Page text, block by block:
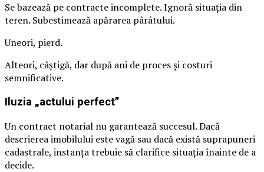
Se bazează pe contracte incomplete. Ignoră situația din
teren. Subestimează apărarea pârâtului.
Uneori, pierd.
Alteori, câștigă, dar după ani de proces și costuri
semnificative.
Iluzia „actului perfect”
Un contract notarial nu garantează succesul. Dacă
descrierea imobilului este vagă sau dacă există suprapuneri
cadastrale, instanța trebuie să clarifice situația înainte de a
decide.